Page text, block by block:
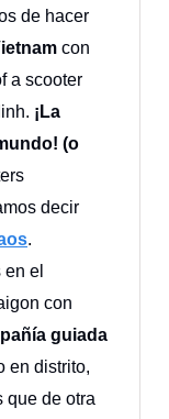
de hacer
con
a scooter
¡La
(o
decir
.
el
con
guiada
en distrito,
que de otra